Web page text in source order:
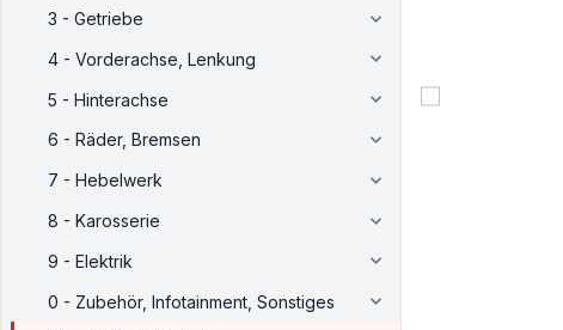
3 - Getriebe
4 - Vorderachse, Lenkung
5 - Hinterachse
6 - Räder, Bremsen
7 - Hebelwerk
8 - Karosserie
9 - Elektrik
0 - Zubehör, Infotainment, Sonstiges